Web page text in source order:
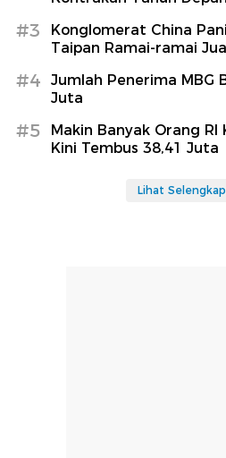
#3
Konglomerat China
Taipan Ramai-ramai
#4
Jumlah Penerima MBG
Juta
#5
Makin Banyak Orang
Kini Tembus 38,41 Juta
Lihat